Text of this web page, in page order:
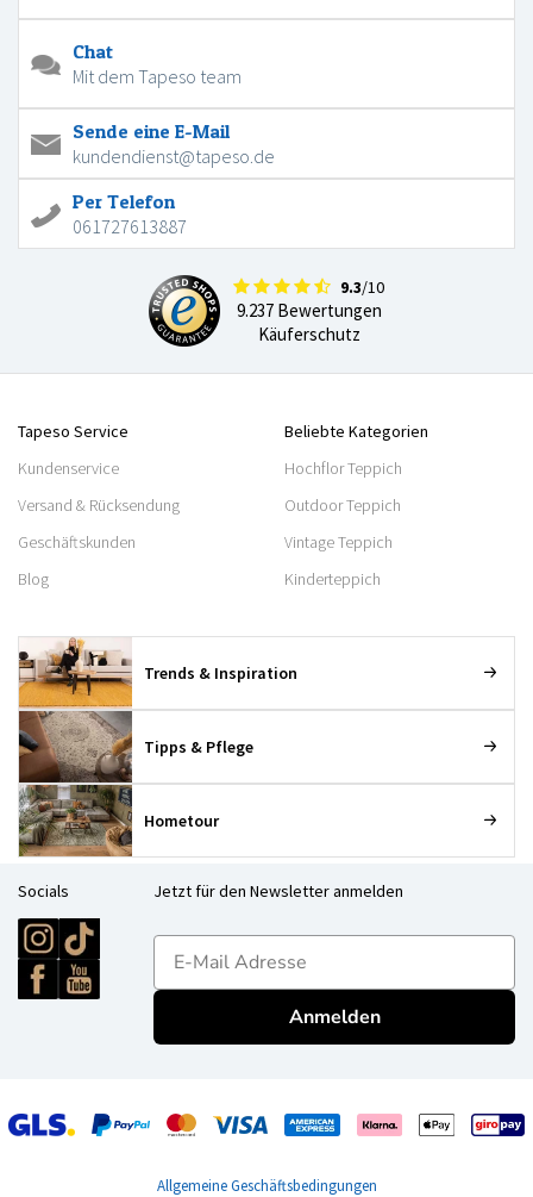
Chat
Mit dem Tapeso team
Sende eine E-Mail
kundendienst@tapeso.de
Per Telefon
061727613887
9.3/10
9.237 Bewertungen
Käuferschutz
Tapeso Service
Kundenservice
Versand & Rücksendung
Geschäftskunden
Blog
Beliebte Kategorien
Hochflor Teppich
Outdoor Teppich
Vintage Teppich
Kinderteppich
Trends & Inspiration
Tipps & Pflege
Hometour
Socials Jetzt für den Newsletter anmelden
E-mailadres
Anmelden
Allgemeine Geschäftsbedingungen